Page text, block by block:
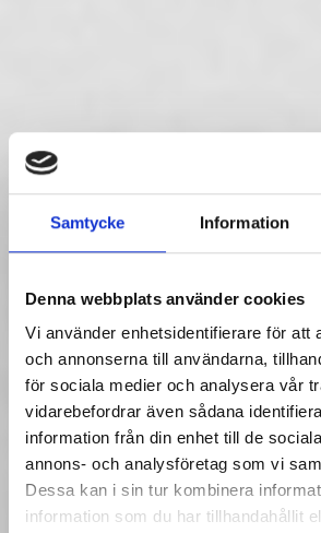
Samtycke Information
Denna webbplats använder cookies
Vi använder enhetsidentifierare för att
och annonserna till användarna,
för sociala medier och analysera vår
vidarebefordrar även sådana
information från din enhet till de
annons- och analysföretag som vi
Dessa kan i sin tur kombinera
information som du har tillhandahållit